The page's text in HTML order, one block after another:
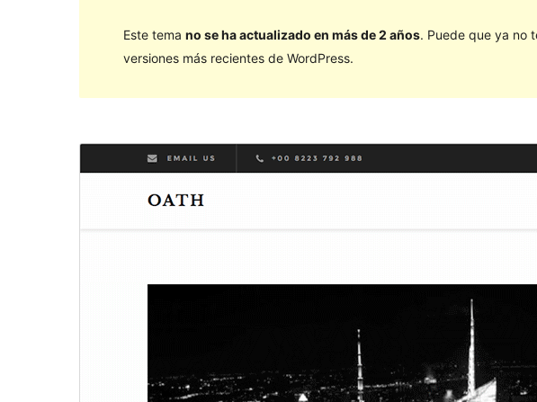
Este tema no se ha actualizado en más de 2 años. Puede que ya no
versiones más recientes de WordPress.